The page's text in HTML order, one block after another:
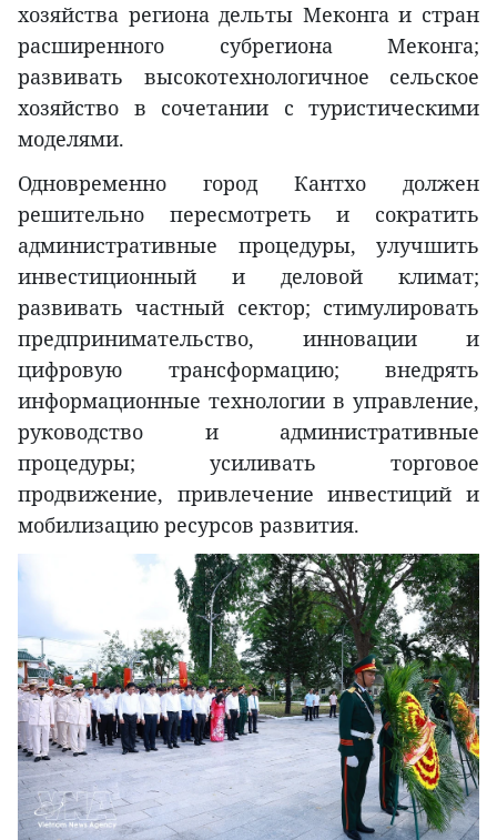
хозяйства региона дельты Меконга и стран
расширенного субрегиона Меконга;
развивать высокотехнологичное сельское
хозяйство в сочетании с туристическими
моделями.
Одновременно город Кантхо должен
решительно пересмотреть и сократить
административные процедуры, улучшить
инвестиционный и деловой климат;
развивать частный сектор; стимулировать
предпринимательство, инновации и
цифровую трансформацию; внедрять
информационные технологии в управление,
руководство и административные
процедуры; усиливать торговое
продвижение, привлечение инвестиций и
мобилизацию ресурсов развития.